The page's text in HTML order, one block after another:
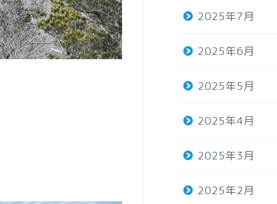
2025年7月
2025年6月
2025年5月
2025年4月
2025年3月
2025年2月